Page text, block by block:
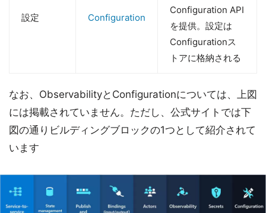
設定 Configuration
Configuration API
を提供。設定は
Configurationス
トアに格納される
なお、ObservabilityとConfigurationについては、上図
には掲載されていません。ただし、公式サイトでは下
図の通りビルディングブロックの1つとして紹介されて
います